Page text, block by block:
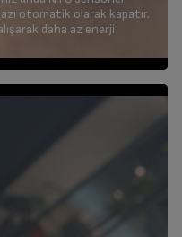
otomatik olarak kapatır.
daha az enerji